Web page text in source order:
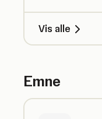
Vis alle
Emne